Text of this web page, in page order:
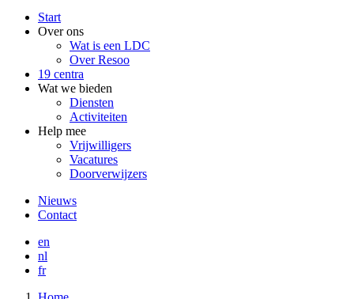
Main
menu
Start
Over ons
Wat is een LDC
Over Resoo
19 centra
Wat we bieden
Diensten
Activiteiten
Help mee
Vrijwilligers
Vacatures
Doorverwijzers
Meta
menu
Nieuws
Contact
en
nl
fr